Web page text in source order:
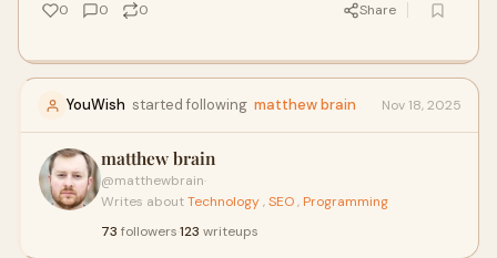
0 0 0 Share
YouWish started following matthew brain Nov 18, 2025
matthew brain
@matthewbrain·
Writes aboutTechnology,SEO, Programming
73 followers·123 writeups